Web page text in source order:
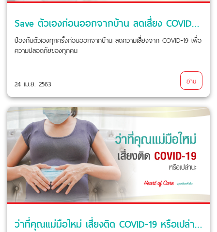
Save ตัวเองก่อนออกจากบ้าน ลดเสี่ยง COVID-19
ป้องกันตัวเองทุกครั้งก่อนออกจากบ้าน ลดความเสี่ยงจาก COVID-19 เพื่อ
ความปลอดภัยของทุกคน
24 เม.ย. 2563 อ่าน
ว่าที่คุณแม่มือใหม่ เสี่ยงติด COVID-19 หรือเปล่านะ